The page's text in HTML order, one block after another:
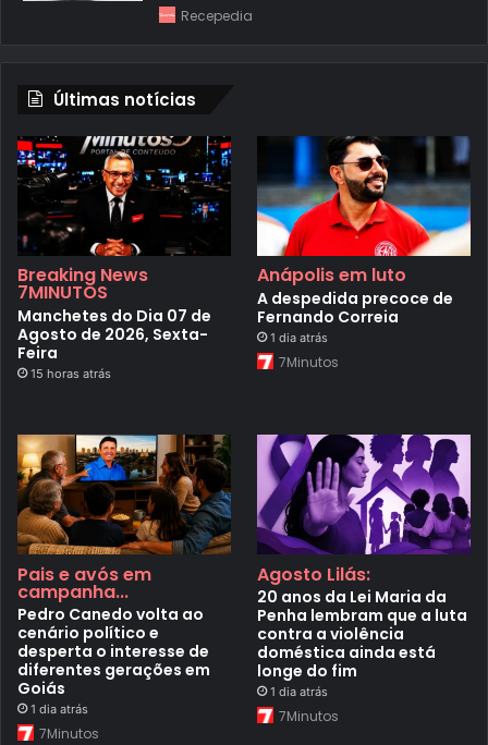
Recepedia
Últimas notícias
Breaking News
7MINUTOS
Manchetes do Dia 07 de
Agosto de 2026, Sexta-
Feira
15 horas atrás
Anápolis em luto
A despedida precoce de
Fernando Correia
1 dia atrás
7Minutos
Pais e avós em
campanha...
Pedro Canedo volta ao
cenário político e
desperta o interesse de
diferentes gerações em
Goiás
1 dia atrás
7Minutos
Agosto Lilás:
20 anos da Lei Maria da
Penha lembram que a luta
contra a violência
doméstica ainda está
longe do fim
1 dia atrás
7Minutos